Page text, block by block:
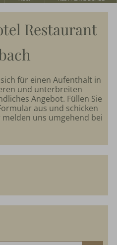
Restaurant
für einen Aufenthalt in
und unterbreiten
Angebot. Füllen Sie
aus und schicken
melden uns umgehend bei